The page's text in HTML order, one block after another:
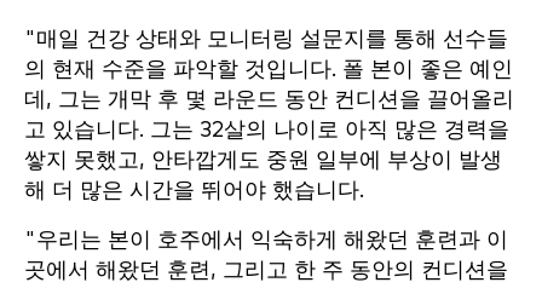
"매일 건강 상태와 모니터링 설문지를 통해 선수들
의 현재 수준을 파악할 것입니다. 폴 본이 좋은 예인
데, 그는 개막 후 몇 라운드 동안 컨디션을 끌어올리
고 있습니다. 그는 32살의 나이로 아직 많은 경력을
쌓지 못했고, 안타깝게도 중원 일부에 부상이 발생
해 더 많은 시간을 뛰어야 했습니다.
"우리는 본이 호주에서 익숙하게 해왔던 훈련과 이
곳에서 해왔던 훈련, 그리고 한 주 동안의 컨디션을